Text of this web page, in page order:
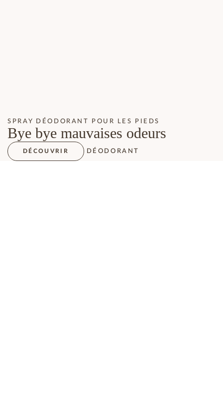
SPRAY DÉODORANT POUR LES PIEDS
Bye bye mauvaises odeurs
DÉCOUVRIR DÉODORANT